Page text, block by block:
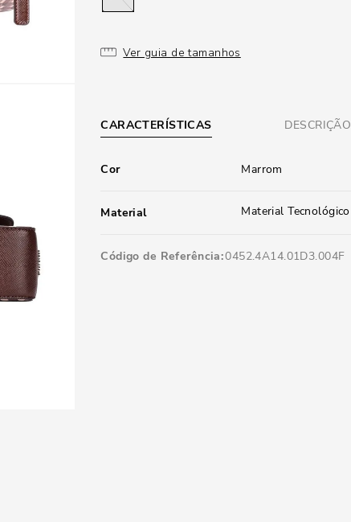
Ver guia de tamanhos
CARACTERÍSTICAS DESCRIÇÃO
Cor Marrom
Material Material Tecnológico
Código de Referência 0452.4A14.01D3.004F